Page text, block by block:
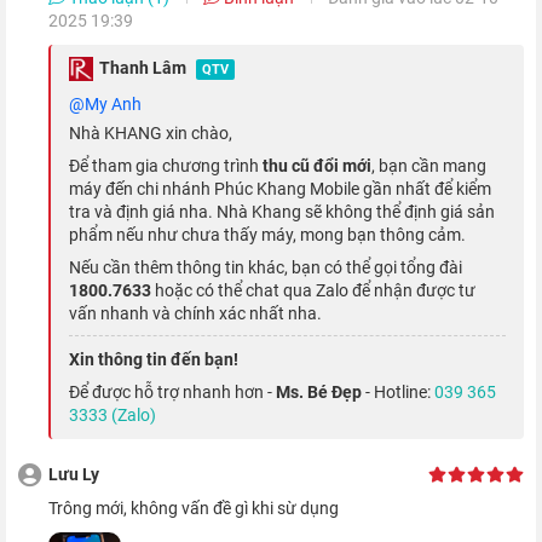
Bên cạnh đó, với tính năng "Smart Data" cho phép tự động
chuyển đổi qua lại giữa 5G và LTE. Với tính năng này, khi
iPhone không cần tốc độ 5G thì thiết bị sẽ tự động chuyển đổi
sang 4G để tiết kiệm pin hơn.
Camera được nâng cấp nhiều tính năng
2025 19:39
Thanh Lâm QTV
@My Anh
Nhà KHANG xin chào,
Để tham gia chương trình thu cũ đổi mới, bạn cần mang
máy đến chi nhánh Phúc Khang Mobile gần nhất để kiểm
tra và định giá nha. Nhà Khang sẽ không thể định giá sản
phẩm nếu như chưa thấy máy, mong bạn thông cảm.
Nếu cần thêm thông tin khác, bạn có thể gọi tổng đài
1800.7633 hoặc có thể chat qua Zalo để nhận được tư
vấn nhanh và chính xác nhất nha.
Xin thông tin đến bạn!
Để được hỗ trợ nhanh hơn - Ms. Bé Đẹp- Hotline:039 365
3333 (Zalo)
Lưu Ly
trông mới, không vấn đề gì khi sừ dụng